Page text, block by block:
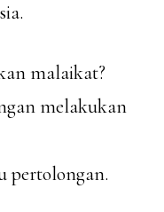
malaikat?
melakukan
pertolongan.